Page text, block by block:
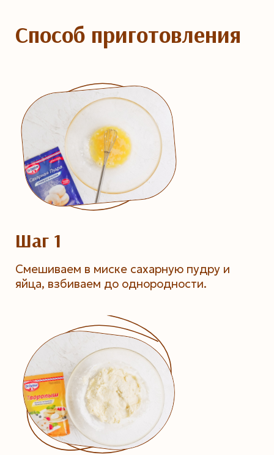
Способ приготовления
Шаг 1
Смешиваем в миске сахарную пудру и
яйца, взбиваем до однородности.